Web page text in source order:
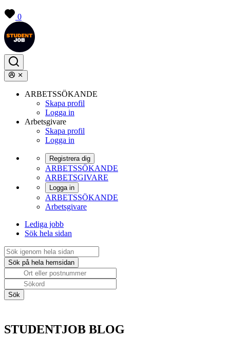
0
ARBETSSÖKANDE
Skapa profil
Logga in
Arbetsgivare
Skapa profil
Logga in
Registrera dig
ARBETSSÖKANDE
ARBETSGIVARE
Logga in
ARBETSSÖKANDE
Arbetsgivare
Lediga jobb
Sök hela sidan
STUDENTJOB BLOG